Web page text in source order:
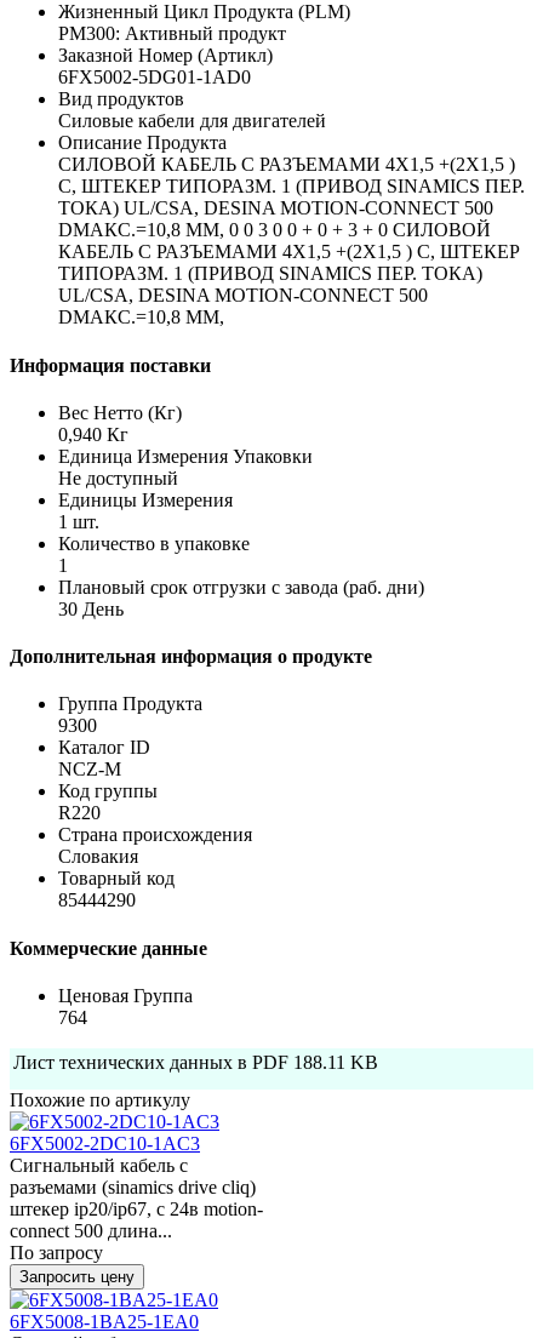
Жизненный Цикл Продукта (PLM)
PM300: Активный продукт
Заказной Номер (Артикл)
6FX5002-5DG01-1AD0
Вид продуктов
Силовые кабели для двигателей
Описание Продукта
СИЛОВОЙ КАБЕЛЬ С РАЗЪЕМАМИ 4X1,5 +(2X1,5 )
C, ШТЕКЕР ТИПОРАЗМ. 1 (ПРИВОД SINAMICS ПЕР.
ТОКА) UL/CSA, DESINA MOTION-CONNECT 500
DМАКС.=10,8 ММ, 0 0 3 0 0 + 0 + 3 + 0 СИЛОВОЙ
КАБЕЛЬ С РАЗЪЕМАМИ 4X1,5 +(2X1,5 ) C, ШТЕКЕР
ТИПОРАЗМ. 1 (ПРИВОД SINAMICS ПЕР. ТОКА)
UL/CSA, DESINA MOTION-CONNECT 500
DМАКС.=10,8 ММ,
Информация поставки
Вес Нетто (Кг)
0,940 Кг
Единица Измерения Упаковки
Не доступный
Единицы Измерения
1 шт.
Количество в упаковке
1
Плановый срок отгрузки с завода (раб. дни)
30 День
Дополнительная информация о продукте
Группа Продукта
9300
Каталог ID
NCZ-M
Код группы
R220
Страна происхождения
Словакия
Товарный код
85444290
Коммерческие данные
Ценовая Группа
764
Лист технических данных в PDF 188.11 KB
Похожие по артикулу
6FX5002-2DC10-1AC3
Сигнальный кабель с
разъемами (sinamics drive cliq)
штекер ip20/ip67, с 24в motion-
connect 500 длина...
По запросу
Запросить цену
6FX5008-1BA25-1EA0